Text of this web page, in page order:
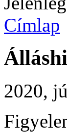
Címlap
2020,